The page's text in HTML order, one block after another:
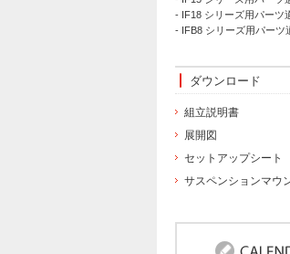
- IF18 シリーズ用パーツ
- IFB8 シリーズ用パーツ
ダウンロード
組立説明書
展開図
セットアップシート
サスペンションマウ